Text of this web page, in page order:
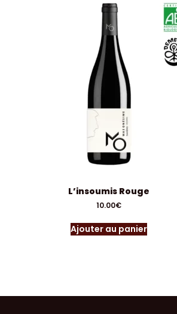
L’insoumis Rouge
10.00€
Ajouter au panier